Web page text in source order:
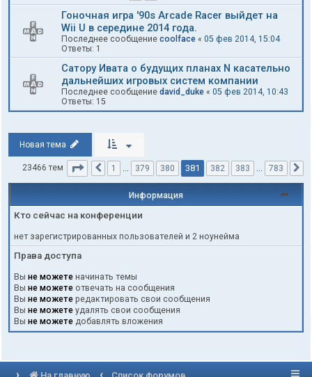
Гоночная игра '90s Arcade Racer выйдет на
Wii U в середине 2014 года.
Последнее сообщение coolface « 05 фев 2014, 15:04
Ответы: 1
Cатору Ивата о будущих планах N касательно
дальнейших игровых систем компании
Последнее сообщение david_duke « 05 фев 2014, 10:43
Ответы: 15
Новая тема
23466 тем Страница 381из 783
Пред.
1 … 379 380 381 382 383 … 783
Информация
Кто сейчас на конференции
нет зарегистрированных пользователей и 2 ноунейма
Права доступа
Вы не можете начинать темы
Вы не можете отвечать на сообщения
Вы не можете редактировать свои сообщения
Вы не можете удалять свои сообщения
Вы не можете добавлять вложения